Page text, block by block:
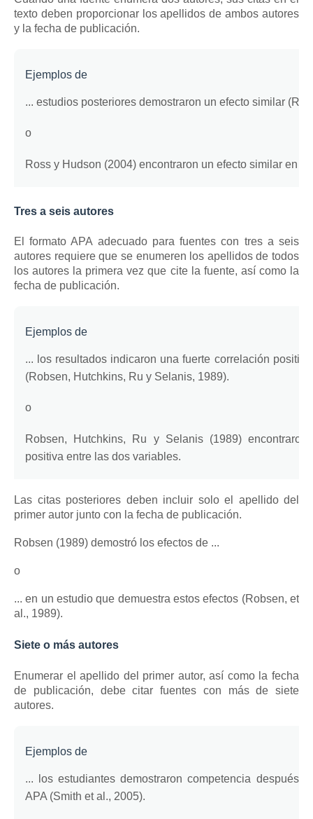
texto deben proporcionar los apellidos de ambos autores
y la fecha de publicación.
Ejemplos de
... estudios posteriores demostraron un efecto similar
o
Ross y Hudson (2004) encontraron un efecto similar en
Tres a seis autores
El formato APA adecuado para fuentes con tres a seis
autores requiere que se enumeren los apellidos de todos
los autores la primera vez que cite la fuente, así como la
fecha de publicación.
Ejemplos de
... los resultados indicaron una fuerte correlación
(Robsen, Hutchkins, Ru y Selanis, 1989).
o
Robsen, Hutchkins, Ru y Selanis (1989)
positiva entre las dos variables.
Las citas posteriores deben incluir solo el apellido del
primer autor junto con la fecha de publicación.
Robsen (1989) demostró los efectos de ...
o
... en un estudio que demuestra estos efectos (Robsen, et
al., 1989).
Siete o más autores
Enumerar el apellido del primer autor, así como la fecha
de publicación, debe citar fuentes con más de siete
autores.
Ejemplos de
... los estudiantes demostraron competencia después
APA (Smith et al., 2005).